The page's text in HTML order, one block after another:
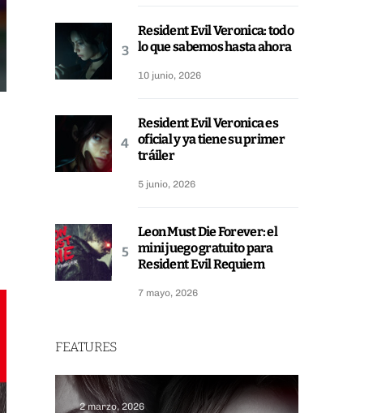
Resident Evil Veronica: todo
lo que sabemos hasta ahora
10 junio, 2026
Resident Evil Veronica es
oficial y ya tiene su primer
tráiler
5 junio, 2026
Leon Must Die Forever: el
mini juego gratuito para
Resident Evil Requiem
7 mayo, 2026
FEATURES
2 marzo, 2026